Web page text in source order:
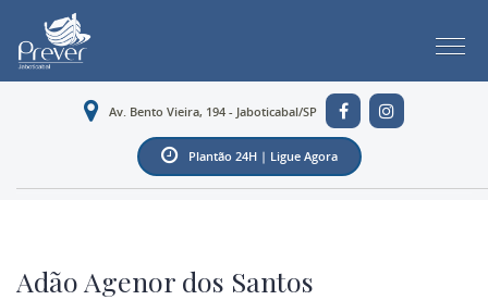
Av. Bento Vieira, 194 - Jaboticabal/SP
Plantão 24H | Ligue Agora
Adão Agenor dos Santos